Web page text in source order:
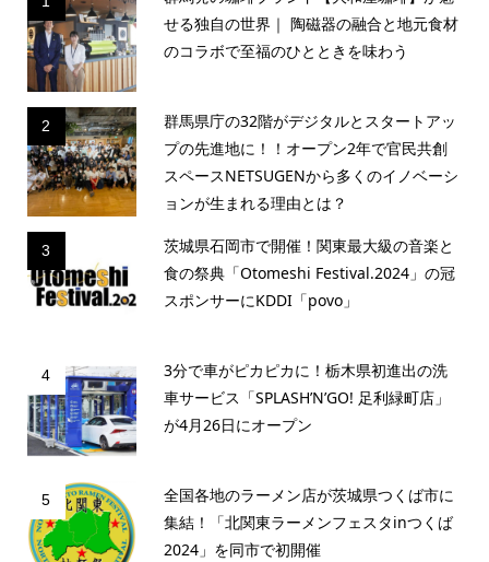
せる独自の世界｜ 陶磁器の融合と地元食材
のコラボで至福のひとときを味わう
2
群馬県庁の32階がデジタルとスタートアッ
プの先進地に！！オープン2年で官民共創
スペースNETSUGENから多くのイノベーシ
ョンが生まれる理由とは？
3
茨城県石岡市で開催！関東最大級の音楽と
食の祭典「Otomeshi Festival.2024」の冠
スポンサーにKDDI「povo」
4
3分で車がピカピカに！栃木県初進出の洗
車サービス「SPLASH’N’GO! 足利緑町店」
が4月26日にオープン
5
全国各地のラーメン店が茨城県つくば市に
集結！「北関東ラーメンフェスタinつくば
2024」を同市で初開催